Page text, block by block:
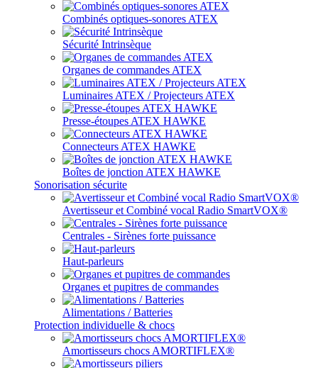
Combinés optiques-sonores ATEX
Sécurité Intrinsèque
Organes de commandes ATEX
Luminaires ATEX / Projecteurs ATEX
Presse-étoupes ATEX HAWKE
Connecteurs ATEX HAWKE
Boîtes de jonction ATEX HAWKE
Sonorisation sécurite
Avertisseur et Combiné vocal Radio SmartVOX®
Centrales - Sirènes forte puissance
Haut-parleurs
Organes et pupitres de commandes
Alimentations / Batteries
Protection individuelle & chocs
Amortisseurs chocs AMORTIFLEX®